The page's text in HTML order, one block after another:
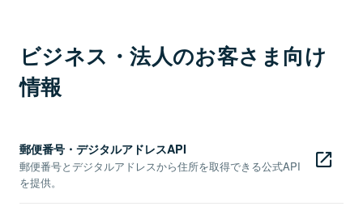
ビジネス・法人のお客さま向け
情報
郵便番号・デジタルアドレスAPI
郵便番号とデジタルアドレスから住所を取得できる公式API
を提供。